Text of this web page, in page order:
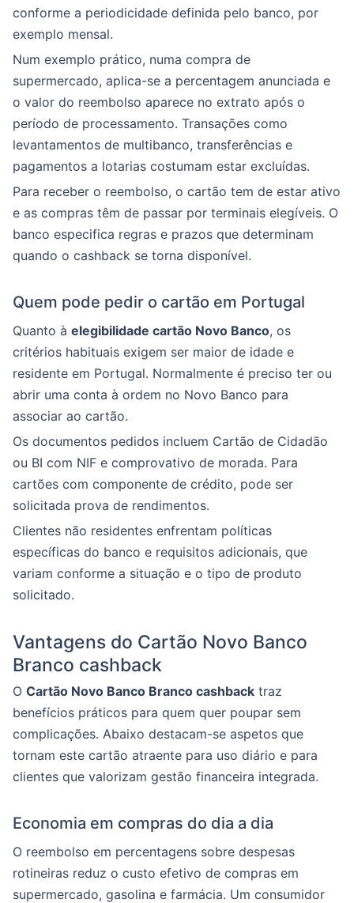
conforme a periodicidade definida pelo banco, por
exemplo mensal.
Num exemplo prático, numa compra de
supermercado, aplica-se a percentagem anunciada e
o valor do reembolso aparece no extrato após o
período de processamento. Transações como
levantamentos de multibanco, transferências e
pagamentos a lotarias costumam estar excluídas.
Para receber o reembolso, o cartão tem de estar ativo
e as compras têm de passar por terminais elegíveis. O
banco especifica regras e prazos que determinam
quando o cashback se torna disponível.
Quem pode pedir o cartão em Portugal
Quanto à elegibilidade cartão Novo Banco, os
critérios habituais exigem ser maior de idade e
residente em Portugal. Normalmente é preciso ter ou
abrir uma conta à ordem no Novo Banco para
associar ao cartão.
Os documentos pedidos incluem Cartão de Cidadão
ou BI com NIF e comprovativo de morada. Para
cartões com componente de crédito, pode ser
solicitada prova de rendimentos.
Clientes não residentes enfrentam políticas
específicas do banco e requisitos adicionais, que
variam conforme a situação e o tipo de produto
solicitado.
Vantagens do Cartão Novo Banco
Branco cashback
O Cartão Novo Banco Branco cashback traz
benefícios práticos para quem quer poupar sem
complicações. Abaixo destacam-se aspetos que
tornam este cartão atraente para uso diário e para
clientes que valorizam gestão financeira integrada.
Economia em compras do dia a dia
O reembolso em percentagens sobre despesas
rotineiras reduz o custo efetivo de compras em
supermercado, gasolina e farmácia. Um consumidor